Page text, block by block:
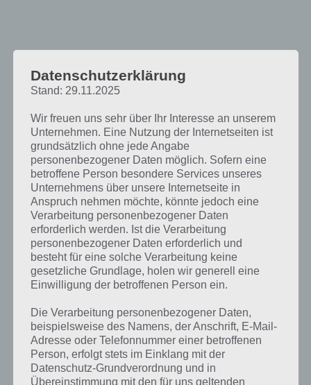
Kurze Begriffserklärung zur Lösung
Dreieck
Dreieck ist die Lösung für das tägliche Bonus Rätsel am 10.10.2020 in
4 Bilder 1 Wort, doch welche Bedeutung hat dieses eigentlich und
Datenschutzerklärung
Stand: 29.11.2025
Wir freuen uns sehr über Ihr Interesse an unserem
Unternehmen. Eine Nutzung der Internetseiten ist
grundsätzlich ohne jede Angabe
personenbezogener Daten möglich. Sofern eine
betroffene Person besondere Services unseres
Unternehmens über unsere Internetseite in
Anspruch nehmen möchte, könnte jedoch eine
Verarbeitung personenbezogener Daten
erforderlich werden. Ist die Verarbeitung
personenbezogener Daten erforderlich und
besteht für eine solche Verarbeitung keine
gesetzliche Grundlage, holen wir generell eine
Einwilligung der betroffenen Person ein.
Die Verarbeitung personenbezogener Daten,
beispielsweise des Namens, der Anschrift, E-Mail-
Adresse oder Telefonnummer einer betroffenen
Person, erfolgt stets im Einklang mit der
Datenschutz-Grundverordnung und in
Übereinstimmung mit den für uns geltenden